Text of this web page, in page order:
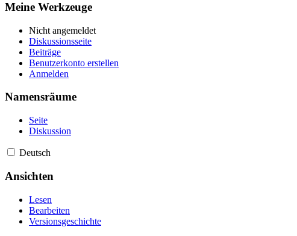
Meine Werkzeuge
Nicht angemeldet
Diskussionsseite
Beiträge
Benutzerkonto erstellen
Anmelden
Namensräume
Seite
Diskussion
Deutsch
Ansichten
Lesen
Bearbeiten
Versionsgeschichte